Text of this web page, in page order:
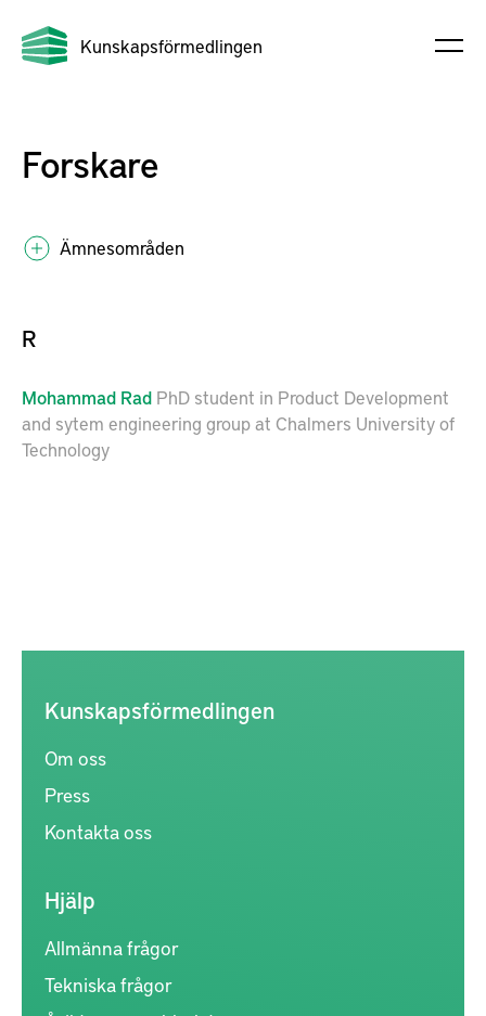
Kunskapsförmedlingen
Forskare
Ämnesområden
R
Mohammad Rad PhD student in Product Development
and sytem engineering group at Chalmers University of
Technology
Kunskapsförmedlingen
Om oss
Press
Kontakta oss
Hjälp
Allmänna frågor
Tekniska frågor